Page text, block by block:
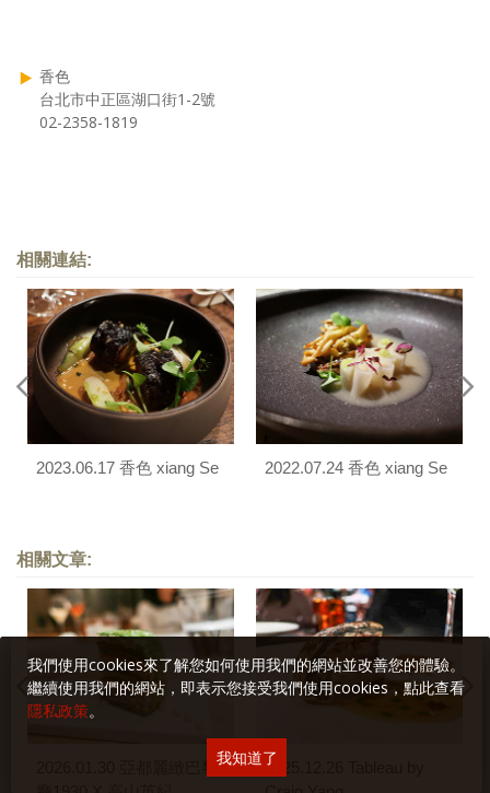
香色
台北市中正區湖口街1-2號
02-2358-1819
相關連結:
2023.06.17 香色 xiang Se 2022.07.24 香色 xiang Se
相關文章:
2026.01.30 亞都麗緻巴黎
2025.12.26 Tableau by
我們使用cookies來了解您如何使用我們的網站並改善您的體驗。
繼續使用我們的網站，即表示您接受我們使用cookies，點此查看
隱私政策。
我知道了